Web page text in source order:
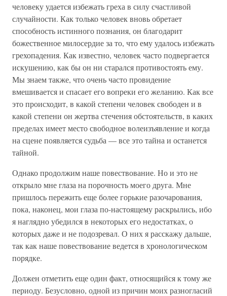
человеку удается избежать греха в силу счастливой
случайности. Как только человек вновь обретает
способность истинного познания, он благодарит
божественное милосердие за то, что ему удалось избежать
грехопадения. Как известно, человек часто подвергается
искушению, как бы он ни старался противостоять ему.
Мы знаем также, что очень часто провидение
вмешивается и спасает его вопреки его желанию. Как все
это происходит, в какой степени человек свободен и в
какой степени он жертва стечения обстоятельств, в каких
пределах имеет место свободное волеизъявление и когда
на сцене появляется судьба — все это тайна и останется
тайной.
Однако продолжим наше повествование. Но и это не
открыло мне глаза на порочность моего друга. Мне
пришлось пережить еще более горькие разочарования,
пока, наконец, мои глаза по-настоящему раскрылись, ибо
я наглядно убедился в некоторых его недостатках, о
которых даже и не подозревал. О них я расскажу дальше,
так как наше повествование ведется в хронологическом
порядке.
Должен отметить еще один факт, относящийся к тому же
периоду. Безусловно, одной из причин моих разногласий